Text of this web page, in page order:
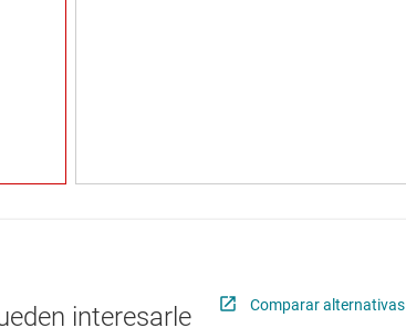
interesarle Comparar alternativas